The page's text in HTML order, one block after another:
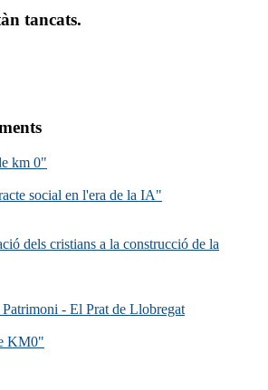
tancats.
km 0"
social en l'era de la IA"
dels cristians a la construcció de la
Patrimoni - El Prat de Llobregat
KM0"